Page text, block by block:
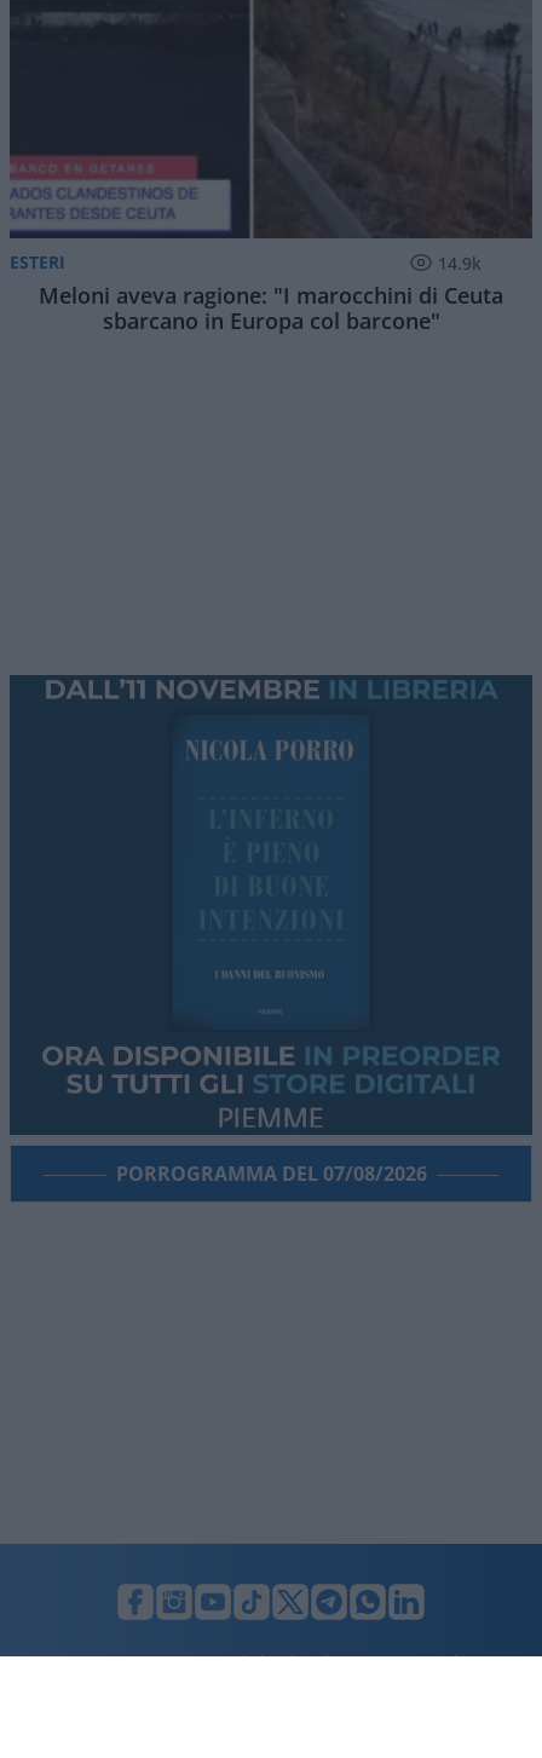
ESTERI 14.9k
Meloni aveva ragione: "I marocchini di Ceuta
sbarcano in Europa col barcone"
PORROGRAMMA DEL 07/08/2026
LUNIFIN S.r.l. a socio unico. Sede legale Milano, Largo F. Richini, 2/A,